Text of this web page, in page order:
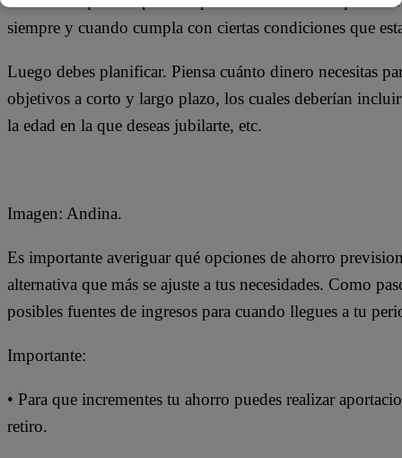
siempre y cuando cumpla con ciertas condiciones que
Luego debes planificar. Piensa cuánto dinero necesitas
objetivos a corto y largo plazo, los cuales deberían
la edad en la que deseas jubilarte, etc.
Imagen: Andina.
Es importante averiguar qué opciones de ahorro
alternativa que más se ajuste a tus necesidades. Como
posibles fuentes de ingresos para cuando llegues a tu
Importante:
• Para que incrementes tu ahorro puedes realizar
retiro.